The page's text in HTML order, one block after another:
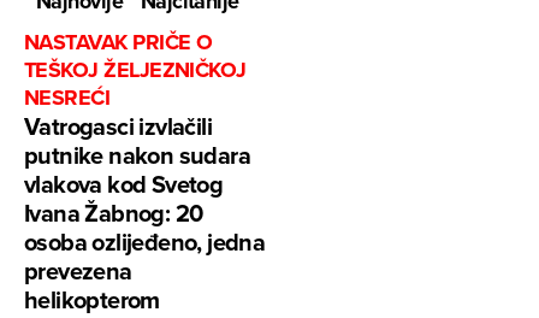
NASTAVAK PRIČE O
TEŠKOJ ŽELJEZNIČKOJ
NESREĆI
Vatrogasci izvlačili
putnike nakon sudara
vlakova kod Svetog
Ivana Žabnog: 20
osoba ozlijeđeno, jedna
prevezena
helikopterom